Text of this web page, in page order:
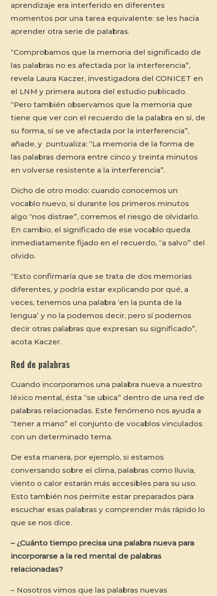
aprendizaje era interferido en diferentes
momentos por una tarea equivalente: se les hacía
aprender otra serie de palabras.
“Comprobamos que la memoria del significado de
las palabras no es afectada por la interferencia”,
revela Laura Kaczer, investigadora del CONICET en
el LNM y primera autora del estudio publicado.
“Pero también observamos que la memoria que
tiene que ver con el recuerdo de la palabra en sí, de
su forma, sí se ve afectada por la interferencia”,
añade, y puntualiza: “La memoria de la forma de
las palabras demora entre cinco y treinta minutos
en volverse resistente a la interferencia”.
Dicho de otro modo: cuando conocemos un
vocablo nuevo, si durante los primeros minutos
algo “nos distrae”, corremos el riesgo de olvidarlo.
En cambio, el significado de ese vocablo queda
inmediatamente fijado en el recuerdo, “a salvo” del
olvido.
“Esto confirmaría que se trata de dos memorias
diferentes, y podría estar explicando por qué, a
veces, tenemos una palabra ‘en la punta de la
lengua’ y no la podemos decir, pero sí podemos
decir otras palabras que expresan su significado”,
acota Kaczer.
Red de palabras
Cuando incorporamos una palabra nueva a nuestro
léxico mental, ésta “se ubica” dentro de una red de
palabras relacionadas. Este fenómeno nos ayuda a
“tener a mano” el conjunto de vocablos vinculados
con un determinado tema.
De esta manera, por ejemplo, si estamos
conversando sobre el clima, palabras como lluvia,
viento o calor estarán más accesibles para su uso.
Esto también nos permite estar preparados para
escuchar esas palabras y comprender más rápido lo
que se nos dice.
– ¿Cuánto tiempo precisa una palabra nueva para
incorporarse a la red mental de palabras
relacionadas?
– Nosotros vimos que las palabras nuevas